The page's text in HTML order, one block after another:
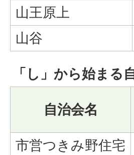
山王原上
山谷
「し」から始まる
自治会名
市営つきみ野住宅